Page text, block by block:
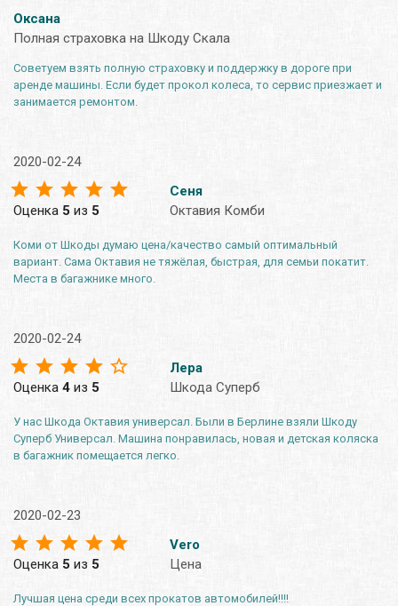
Оксана
Полная страховка на Шкоду Скала
Советуем взять полную страховку и поддержку в дороге при
аренде машины. Если будет прокол колеса, то сервис приезжает и
занимается ремонтом.
2020-02-24
Оценка 5 из 5
Сеня
Октавия Комби
Коми от Шкоды думаю цена/качество самый оптимальный
вариант. Сама Октавия не тяжёлая, быстрая, для семьи покатит.
Места в багажнике много.
2020-02-24
Оценка 4 из 5
Лера
Шкода Суперб
У нас Шкода Октавия универсал. Были в Берлине взяли Шкоду
Суперб Универсал. Машина понравилась, новая и детская коляска
в багажник помещается легко.
2020-02-23
Оценка 5 из 5
Vero
Цена
Лучшая цена среди всех прокатов автомобилей!!!!